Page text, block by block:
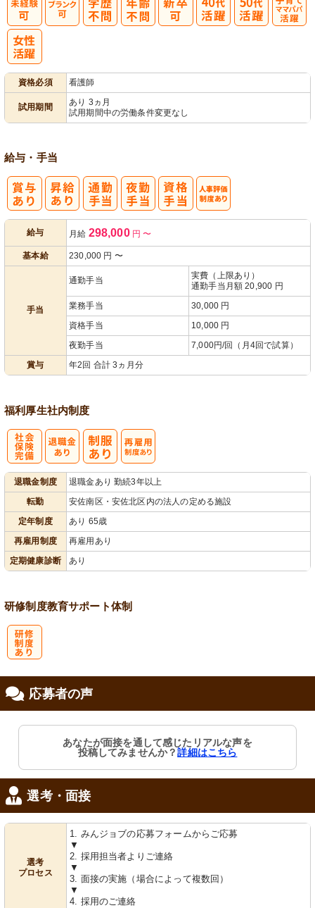
資格必須 看護師
試用期間
あり 3ヵ月
試用期間中の労働条件変更なし
給与・手当
給与 月給 298,000円〜
基本給 230,000 円 〜
手当
通勤手当
実費（上限あり）
通勤手当月額 20,900 円
業務手当
30,000 円
資格手当
10,000 円
夜勤手当
7,000円/回（月4回で試算）
賞与
年2回 合計 3ヵ月分
福利厚生社内制度
退職金制度
退職金あり 勤続3年以上
転勤
安佐南区・安佐北区内の法人の定める施設
定年制度
あり 65歳
再雇用制度
再雇用あり
定期健康診断
あり
研修制度教育サポート体制
応募者の声
あなたが面接を通して感じたリアルな声を
投稿してみませんか？詳細はこちら
選考・面接
選考
プロセス
1. みんジョブの応募フォームからご応募
▼
2. 採用担当者よりご連絡
▼
3. 面接の実施（場合によって複数回）
▼
4. 採用のご連絡